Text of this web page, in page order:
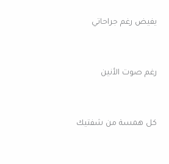
يفيض رغم جراحاتي
رغم صوت الأنين
كل همسة من شفتيك